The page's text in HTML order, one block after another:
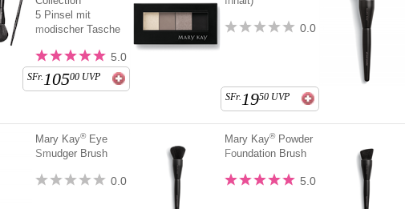
5 Pinsel mit
modischer Tasche
5.0
SFr.10500 UVP
0.0
SFr.1950 UVP
Mary Kay®Eye
Smudger Brush
0.0
Mary Kay®Powder
Foundation Brush
5.0